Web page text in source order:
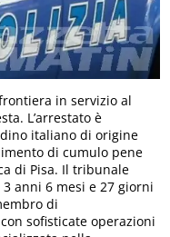
in servizio al
L’arrestato è
italiano di origine
di cumulo pene
di Pisa. Il tribunale
anni 6 mesi e 27 giorni
di
sofisticate operazioni